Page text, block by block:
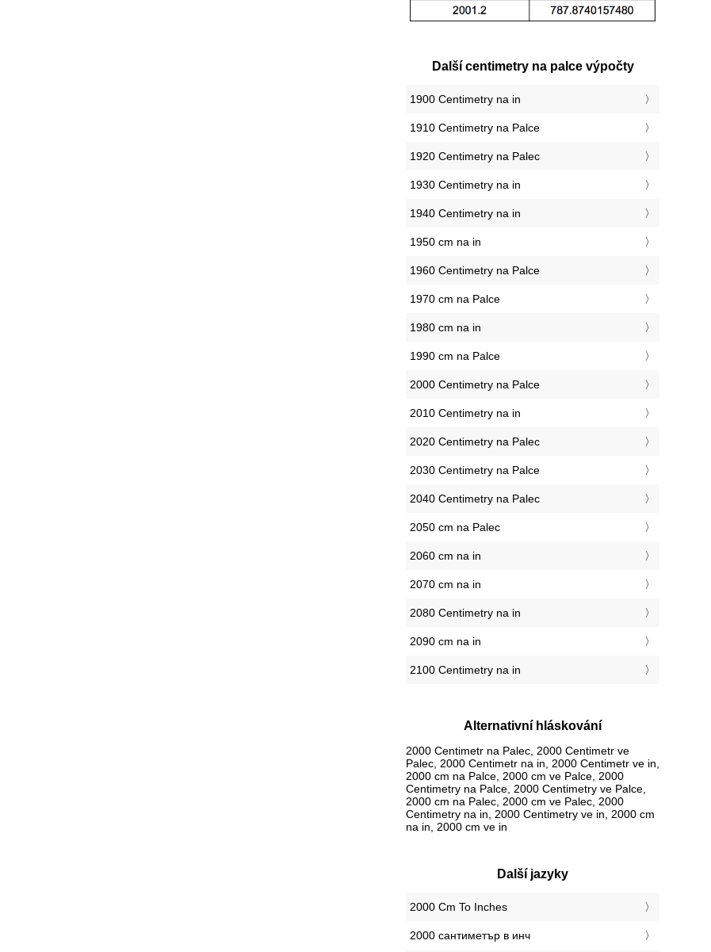
Další centimetry na palce výpočty
1900 Centimetry na in
1910 Centimetry na Palce
1920 Centimetry na Palec
1930 Centimetry na in
1940 Centimetry na in
1950 cm na in
1960 Centimetry na Palce
1970 cm na Palce
1980 cm na in
1990 cm na Palce
2000 Centimetry na Palce
2010 Centimetry na in
2020 Centimetry na Palec
2030 Centimetry na Palce
2040 Centimetry na Palec
2050 cm na Palec
2060 cm na in
2070 cm na in
2080 Centimetry na in
2090 cm na in
2100 Centimetry na in
Alternativní hláskování
2000 Centimetr na Palec, 2000 Centimetr ve
Palec, 2000 Centimetr na in, 2000 Centimetr ve in,
2000 cm na Palce, 2000 cm ve Palce, 2000
Centimetry na Palce, 2000 Centimetry ve Palce,
2000 cm na Palec, 2000 cm ve Palec, 2000
Centimetry na in, 2000 Centimetry ve in, 2000 cm
na in, 2000 cm ve in
Další jazyky
‎2000 Cm To Inches
‎2000 сантиметър в инч